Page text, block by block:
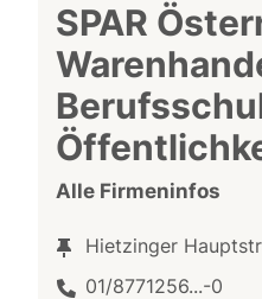
SPAR
Alle Firmeninfos
Hietzinger
01/8771256...-0